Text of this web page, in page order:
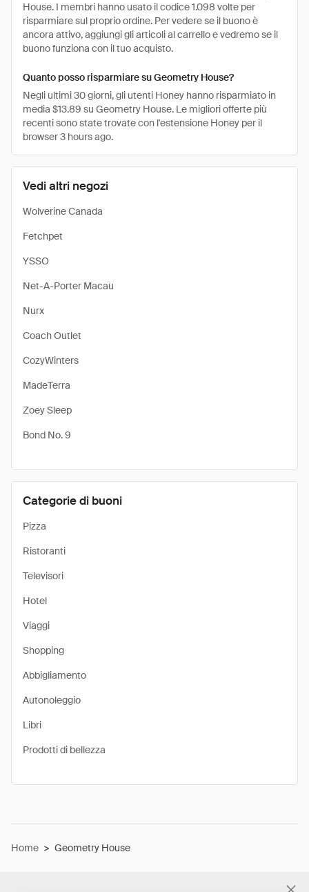
Vedi altri negozi
Wolverine Canada
Fetchpet
YSSO
Net-A-Porter Macau
Nurx
Coach Outlet
CozyWinters
MadeTerra
Zoey Sleep
Bond No. 9
Categorie di buoni
Pizza
Ristoranti
Televisori
Hotel
Viaggi
Shopping
Abbigliamento
Autonoleggio
Libri
Prodotti di bellezza
House. I membri hanno usato il codice 1.098 volte per
risparmiare sul proprio ordine. Per vedere se il buono è
ancora attivo, aggiungi gli articoli al carrello e vedremo se il
buono funziona con il tuo acquisto.
Quanto posso risparmiare su Geometry House?
Negli ultimi 30 giorni, gli utenti Honey hanno risparmiato in
media $13.89 su Geometry House. Le migliori offerte più
recenti sono state trovate con l'estensione Honey per il
browser 3 hours ago.
Home > Geometry House